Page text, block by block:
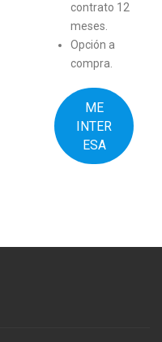
contrato 12
meses.
Opción a
compra.
ME
INTER
ESA